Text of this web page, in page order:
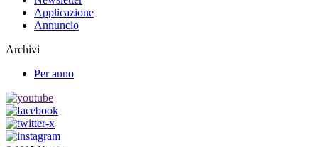
Applicazione
Annuncio
Archivi
Per anno